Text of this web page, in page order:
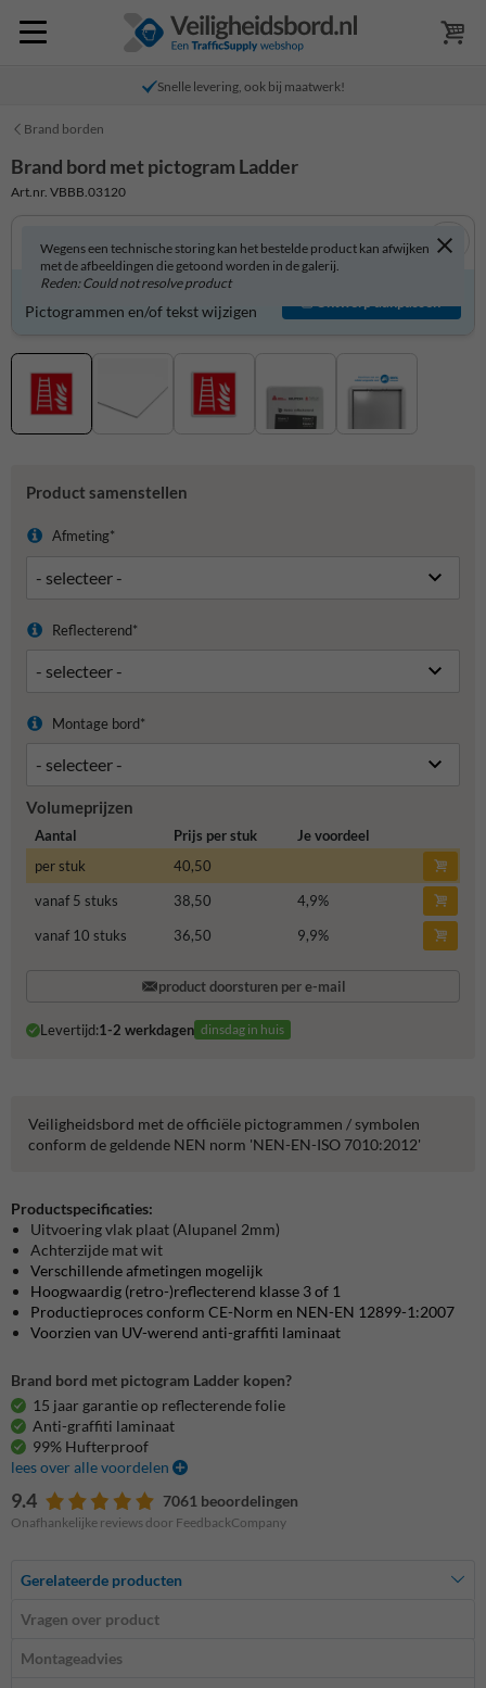
Snelle levering, ook bij maatwerk!
Brand borden
Brand bord met pictogram Ladder
Art.nr. VBBB.03120
Wegens een technische storing kan het bestelde product kan afwijken
met de afbeeldingen die getoond worden in de galerij.
Reden: Could not resolve product
Product zelf aanpassen?
Pictogrammen en/of tekst wijzigen
Ontwerp aanpassen
Product samenstellen
Afmeting*
Reflecterend*
Montage bord*
Volumeprijzen
Aantal Prijs per stuk
Je voordeel
per stuk
40,50
vanaf 5 stuks
38,50 4,9%
vanaf 10 stuks
36,50 9,9%
product doorsturen per e-mail
Levertijd:1-2 werkdagen dinsdag in huis
Veiligheidsbord met de officiële pictogrammen / symbolen
conform de geldende NEN norm 'NEN-EN-ISO 7010:2012'
Productspecificaties:
Uitvoering vlak plaat (Alupanel 2mm)
Achterzijde mat wit
Verschillende afmetingen mogelijk
Hoogwaardig (retro-)reflecterend klasse 3 of 1
Productieproces conform CE-Norm en NEN-EN 12899-1:2007
Voorzien van UV-werend anti-graffiti laminaat
Brand bord met pictogram Ladder kopen?
15 jaar garantie op reflecterende folie
Anti-graffiti laminaat
99% Hufterproof
lees over alle voordelen
9.4 7061 beoordelingen
Onafhankelijke reviews door FeedbackCompany
Gerelateerde producten
Vragen over product
Montageadvies